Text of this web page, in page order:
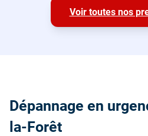
Voir toutes nos
Dépannage en
la-Forêt